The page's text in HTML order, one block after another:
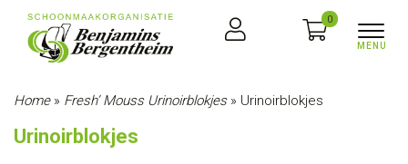
0
Home» Fresh’ Mouss Urinoirblokjes» Urinoirblokjes
Urinoirblokjes